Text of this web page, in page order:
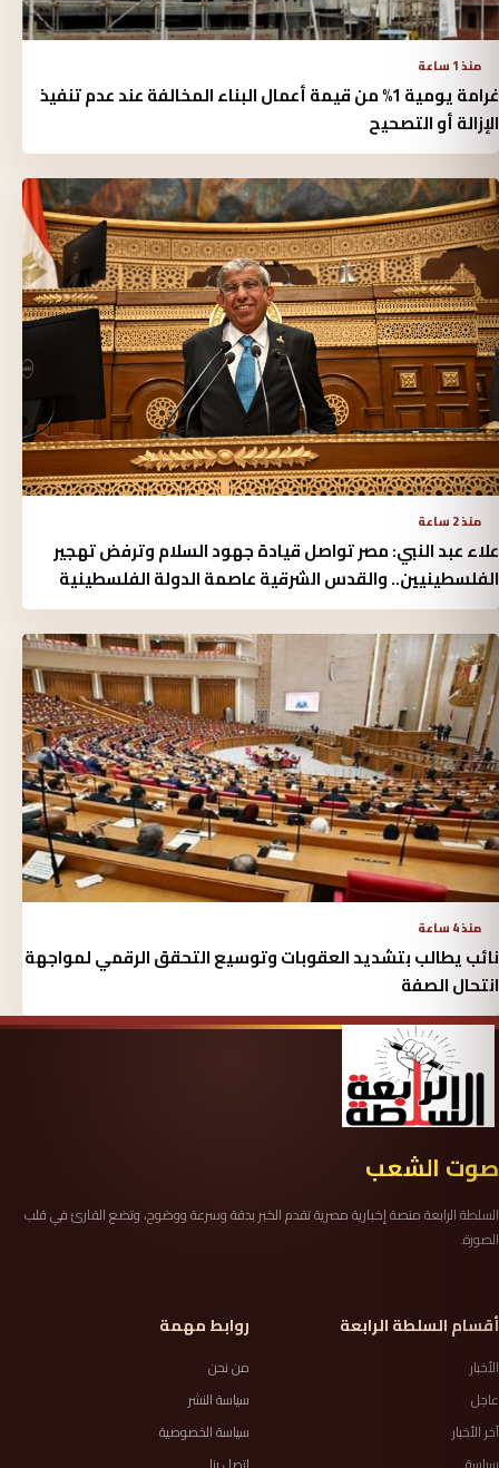
منذ 1 ساعة
غرامة يومية 1% من قيمة أعمال البناء المخالفة عند عدم تنفيذ
الإزالة أو التصحيح
منذ 2 ساعة
علاء عبد النبي: مصر تواصل قيادة جهود السلام وترفض تهجير
الفلسطينيين.. والقدس الشرقية عاصمة الدولة الفلسطينية
منذ 4 ساعة
نائب يطالب بتشديد العقوبات وتوسيع التحقق الرقمي لمواجهة
انتحال الصفة
صوت الشعب
السلطة الرابعة منصة إخبارية مصرية تقدم الخبر بدقة وسرعة ووضوح، وتضع القارئ في قلب
الصورة.
أقسام السلطة الرابعة
الأخبار
عاجل
آخر الأخبار
روابط مهمة
من نحن
سياسة النشر
سياسة الخصوصية